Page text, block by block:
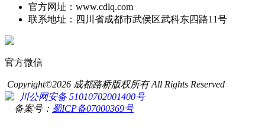
官方网址：www.cdlq.com
联系地址：四川省成都市武侯区武科东四路11号
官方微信
Copyright©2026 成都路桥版权所有 All Rights Reserved
川公网安备 51010702001400号
备案号： 蜀ICP备07000369号